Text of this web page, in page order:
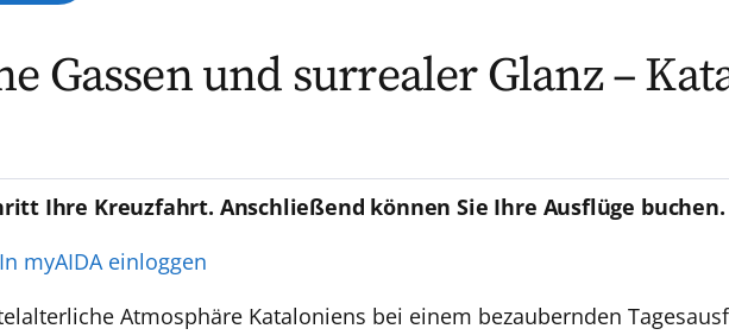
Gassen und surrealer Glanz –
Ihre Kreuzfahrt. Anschließend können Sie Ihre Ausflüge buchen.
myAIDA einloggen
Atmosphäre Kataloniens bei einem bezaubernden